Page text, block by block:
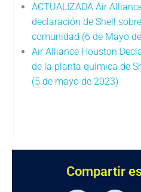
ACTUALIZADA Air
declaración de Shell
comunidad (6 de Mayo
Air Alliance Houston
de la planta química de
(5 de mayo de 2023)
Compartir